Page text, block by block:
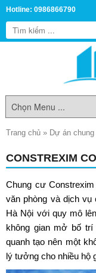
Hotline: 0986866790
Trang chủ » Dự án
CONSTREXIM
Chung cư
văn phòng và dịch
Hà Nội với quy mô
không gian mở bố
quanh tạo nên một
lý tưởng cho nhiều hộ